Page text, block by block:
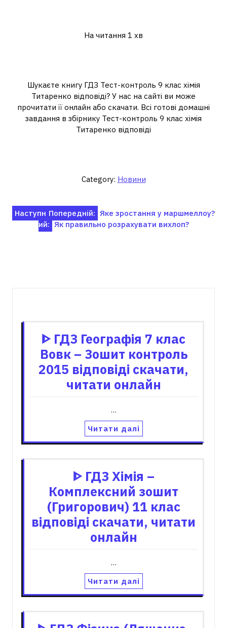
На читання 1 хв
Шукаєте книгу ГДЗ Тест-контроль 9 клас хімія
Титаренко відповіді? У нас на сайті ви може
прочитати її онлайн або скачати. Всі готові домашні
завдання в збірнику Тест-контроль 9 клас хімія
Титаренко відповіді
Category: Новини
Навігація
записів
Попередній: Яке зростання у маршмеллоу?
Наступн
ий: Як правильно розрахувати вихлоп?
ᐈ ГДЗ Географія 7 клас
Вовк – Зошит контроль
2015 відповіді скачати,
читати онлайн
…
Читати далі
ᐈ ГДЗ Хімія –
Комплексний зошит
(Григорович) 11 клас
відповіді скачати, читати
онлайн
…
Читати далі